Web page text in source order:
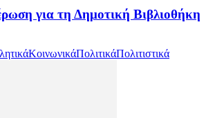
για τη Δημοτική Βιβλιοθήκη
ΚοινωνικάΠολιτικάΠολιτιστικά